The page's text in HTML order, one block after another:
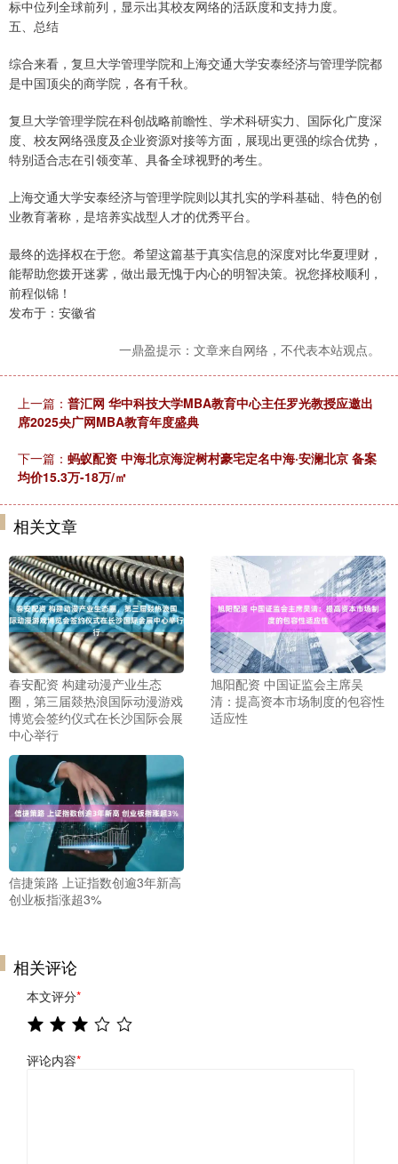
标中位列全球前列，显示出其校友网络的活跃度和支持力度。
五、总结
综合来看，复旦大学管理学院和上海交通大学安泰经济与管理学院都
是中国顶尖的商学院，各有千秋。
复旦大学管理学院在科创战略前瞻性、学术科研实力、国际化广度深
度、校友网络强度及企业资源对接等方面，展现出更强的综合优势，
特别适合志在引领变革、具备全球视野的考生。
上海交通大学安泰经济与管理学院则以其扎实的学科基础、特色的创
业教育著称，是培养实战型人才的优秀平台。
最终的选择权在于您。希望这篇基于真实信息的深度对比华夏理财，
能帮助您拨开迷雾，做出最无愧于内心的明智决策。祝您择校顺利，
前程似锦！
发布于：安徽省
一鼎盈提示：文章来自网络，不代表本站观点。
上一篇： 普汇网 华中科技大学MBA教育中心主任罗光教授应邀出
席2025央广网MBA教育年度盛典
下一篇： 蚂蚁配资 中海北京海淀树村豪宅定名中海·安澜北京 备案
均价15.3万-18万/㎡
相关文章
春安配资 构建动漫产业生态
圈，第三届燚热浪国际动漫游戏
博览会签约仪式在长沙国际会展
中心举行
旭阳配资 中国证监会主席吴
清：提高资本市场制度的包容性
适应性
信捷策路 上证指数创逾3年新高
创业板指涨超3%
相关评论
本文评分*
评论内容*